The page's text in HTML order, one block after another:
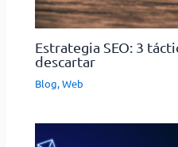
Estrategia SEO: 3
descartar
Blog,Web